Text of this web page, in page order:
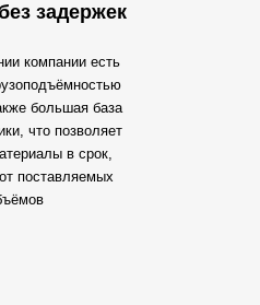
задержек
компании есть
большая база
что позволяет
в срок,
поставляемых